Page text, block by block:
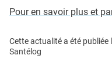
Pour en savoir plus et
Cette actualité a été publiée
Santélog